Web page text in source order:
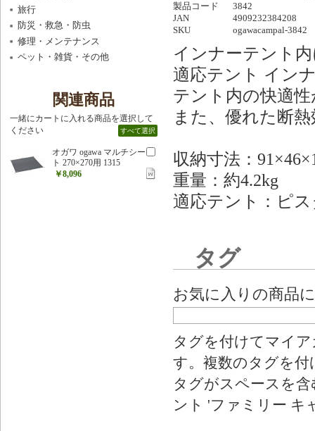
製品コード
3842
JAN
4909232384208
SKU
ogawacampal-3842
インナーテント
適応テント イン
テント内の快適
また、優れた断
収納寸法：
重量：約4.2kg
適応テント：ピ
タグ
お気に入りの商品
タグを付けてマイ
す。複数のタグを
タグがスペースを
ント 'ファミリー キ
旅行
防災・救急・防虫
修理・メンテナンス
ペット・雑貨・その他
関連商品
一緒にカートに入れる商品を選択して
ください
すべて選択
オガワ ogawa マルチシー
ト 270×270用 1315
￥8,096